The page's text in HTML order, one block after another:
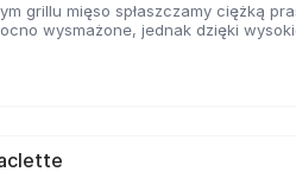
grillu mięso spłaszczamy ciężką
wysmażone, jednak dzięki